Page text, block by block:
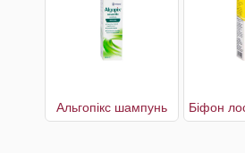
Альгопікс шампунь